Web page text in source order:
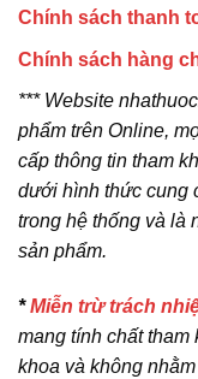
Chính sách thanh
Chính sách hàng
*** Website
phẩm trên Online,
cấp thông tin tham
dưới hình thức cung
trong hệ thống và là
sản phẩm.
*Miễn trừ trách
mang tính chất
khoa và không